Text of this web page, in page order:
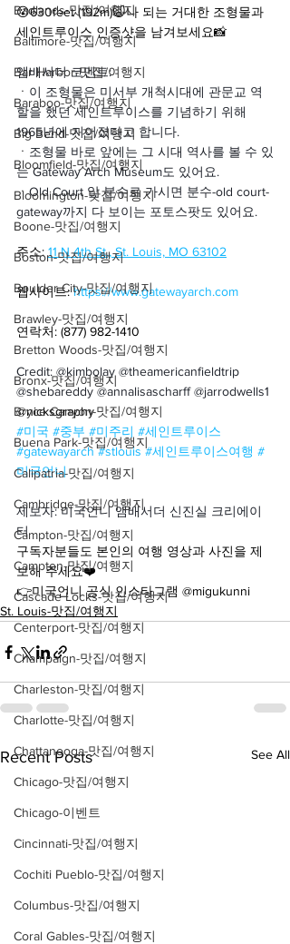
Badlands-맛집/여행지
Baltimore-맛집/여행지
Bar Harbor-맛집/여행지
Baraboo-맛집/여행지
Big Bend-맛집/여행지
Bloomfield-맛집/여행지
Bloomington-맛집/여행지
Boone-맛집/여행지
Boston-맛집/여행지
Boulder City-맛집/여행지
Brawley-맛집/여행지
Bretton Woods-맛집/여행지
Bronx-맛집/여행지
Bryce Canyon-맛집/여행지
Buena Park-맛집/여행지
Calipatria-맛집/여행지
Cambridge-맛집/여행지
Campton-맛집/여행지
Campton-맛집/여행지
Cascade Locks-맛집/여행지
Centerport-맛집/여행지
Champaign-맛집/여행지
Charleston-맛집/여행지
Charlotte-맛집/여행지
Chattanooga-맛집/여행지
Chicago-맛집/여행지
Chicago-이벤트
Cincinnati-맛집/여행지
Cochiti Pueblo-맛집/여행지
Columbus-맛집/여행지
Coral Gables-맛집/여행지
😮630feet (192m)🙀나 되는 거대한 조형물과
세인트루이스 인증샷을 남겨보세요📸
앰배서더 코멘트:
ㆍ 이 조형물은 미서부 개척시대에 관문교 역
할을 했던 세인트루이스를 기념하기 위해
1965년에 지어졌다고 합니다.
ㆍ 조형물 바로 앞에는 그 시대 역사를 볼 수 있
는 Gateway Arch Museum도 있어요.
ㆍOld Court 앞 분수로 가시면 분수-old court-
gateway까지 다 보이는 포토스팟도 있어요.
주소: 11 N 4th St., St. Louis, MO 63102
웹사이트: https://www.gatewayarch.com
연락처: (877) 982-1410
Credit: @kimbolay @theamericanfieldtrip
@shebareddy @annalisascharff @jarrodwells1
@nicksgraphy
#미국 #중부 #미주리 #세인트루이스
#gatewayarch #stlouis #세인트루이스여행 #
미국언니
제보자: 미국언니 앰배서더 신진실 크리에이
터
구독자분들도 본인의 여행 영상과 사진을 제
보해 주세요❤️
👉미국언니 공식 인스타그램 @migukunni
St. Louis-맛집/여행지
Recent Posts See All